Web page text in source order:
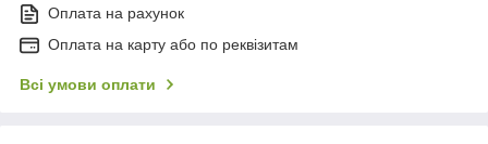
Оплата на рахунок
Оплата на карту або по реквізитам
Всі умови оплати